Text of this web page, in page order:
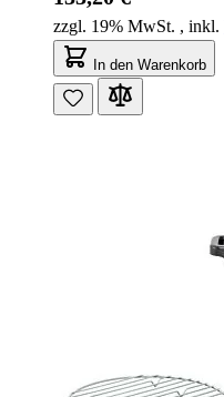
zzgl. 19% MwSt. , inkl.
In den Warenkorb